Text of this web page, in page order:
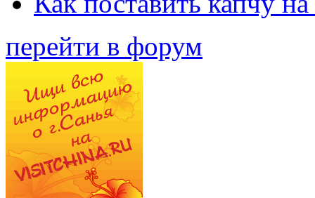
перейти в форум